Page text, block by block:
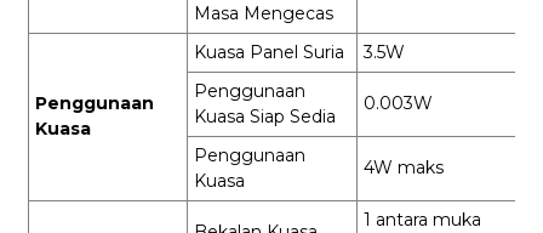
Masa Mengecas
Penggunaan
Kuasa
Kuasa Panel Suria
3.5W
Penggunaan
Kuasa Siap Sedia
0.003W
Penggunaan
Kuasa
4W maks
1 antara muka